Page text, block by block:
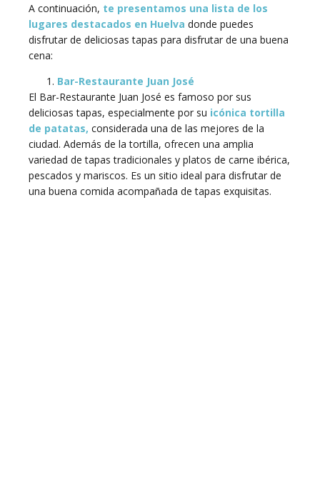
A continuación, te presentamos una lista de los
lugares destacados en Huelva donde puedes
disfrutar de deliciosas tapas para disfrutar de una buena
cena:
Bar-Restaurante Juan José
El Bar-Restaurante Juan José es famoso por sus
deliciosas tapas, especialmente por su icónica tortilla
de patatas, considerada una de las mejores de la
ciudad. Además de la tortilla, ofrecen una amplia
variedad de tapas tradicionales y platos de carne ibérica,
pescados y mariscos. Es un sitio ideal para disfrutar de
una buena comida acompañada de tapas exquisitas.